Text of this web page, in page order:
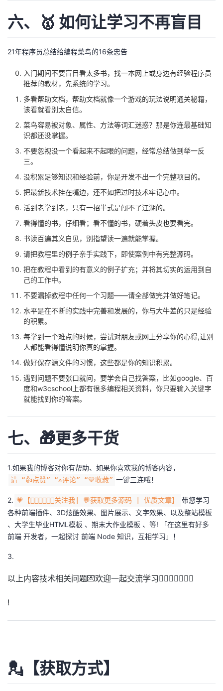
六、🥇 如何让学习不再盲目
21年程序员总结给编程菜鸟的16条忠告
入门期间不要盲目看太多书，找一本网上或身边有经验程序员
推荐的教材，先系统的学习。
多看帮助文档，帮助文档就像一个游戏的玩法说明通关秘籍，
该看就看别太自信。
菜鸟容易被对象、属性、方法等词汇迷惑？那是你连最基础知
识都还没掌握。
不要忽视没一个看起来不起眼的问题，经常总结做到举一反
三。
没积累足够知识和经验前，你是开发不出一个完整项目的。
把最新技术挂在嘴边，还不如把过时技术牢记心中。
活到老学到老，只有一招半式是闯不了江湖的。
看得懂的书，仔细看；看不懂的书，硬着头皮也要看完。
书读百遍其义自见，别指望读一遍就能掌握。
请把教程里的例子亲手实践下，即使案例中有完整源码。
把在教程中看到的有意义的例子扩充；并将其切实的运用到自
己的工作中。
不要漏掉教程中任何一个习题——请全部做完并做好笔记。
水平是在不断的实践中完善和发展的，你与大牛差的只是经验
的积累。
每学到一个难点的时候，尝试对朋友或网上分享你的心得,让别
人都能看得懂说明你真的掌握。
做好保存源文件的习惯，这些都是你的知识积累。
遇到问题不要张口就问，要学会自己找答案，比如google、百
度和w3cschool上都有很多编程相关资料，你只要输入关键字
就能找到你的答案。
七、🎁更多干货
1.如果我的博客对你有帮助、如果你喜欢我的博客内容，
请 “👍点赞” “✍️评论” “💙收藏” 一键三连哦！
2. 💗【👇🏻👇🏻👇🏻关注我| 💬获取更多源码 | 优质文章】
带您学习
各种前端插件、3D炫酷效果、图片展示、文字效果、以及整站模板
、大学生毕业HTML模板 、期末大作业模板 、等! 「在这里有好多
前端 开发者，一起探讨 前端 Node 知识，互相学习」！
3.
以上内容技术相关问题💌欢迎一起交流学习👇🏻👇🏻👇🏻💬
!
💂【获取方式】